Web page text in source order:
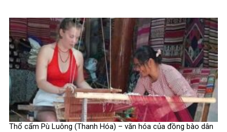
Thổ cẩm Pù Luông (Thanh Hóa) – văn hóa của đồng bào dân